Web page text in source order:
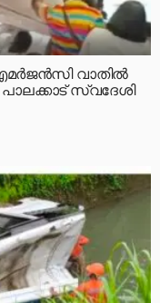
വാതിൽ
സ്വദേശി